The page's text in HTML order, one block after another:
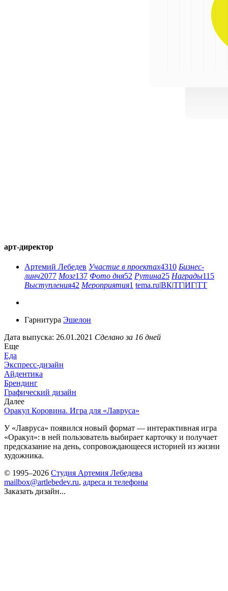
арт-директор
Артемий Лебедев Участие в проектах4310 Бизнес-
линч2077 Мозг137 Фото дня52 Рутина25 Награды115
Выступления42 Мероприятия1 tema.ru|ВК|ТГ|ИГ|ТТ
Гарнитура Эшелон
Дата выпуска: 26.01.2021 Сделано за 16 дней
Еще
Еда
Экспресс-дизайн
Айдентика
Брендинг
Графический дизайн
Далее
Оракул Коровина. Игра для «Лавруса»
У «Лавруса» появился новый формат — интерактивная игра
«‎Оракул»: в ней пользователь выбирает карточку и получает
предсказание на день, сопровождающееся историей из жизни
художника.
© 1995–2026 Студия Артемия Лебедева
mailbox@artlebedev.ru, адреса и телефоны
Заказать дизайн...